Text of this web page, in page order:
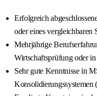
Erfolgreich
oder eines vergleichbaren
Mehrjährige
Wirtschaftsprüfung oder
Sehr gute Kenntnisse in
Konsolidierungssystemen